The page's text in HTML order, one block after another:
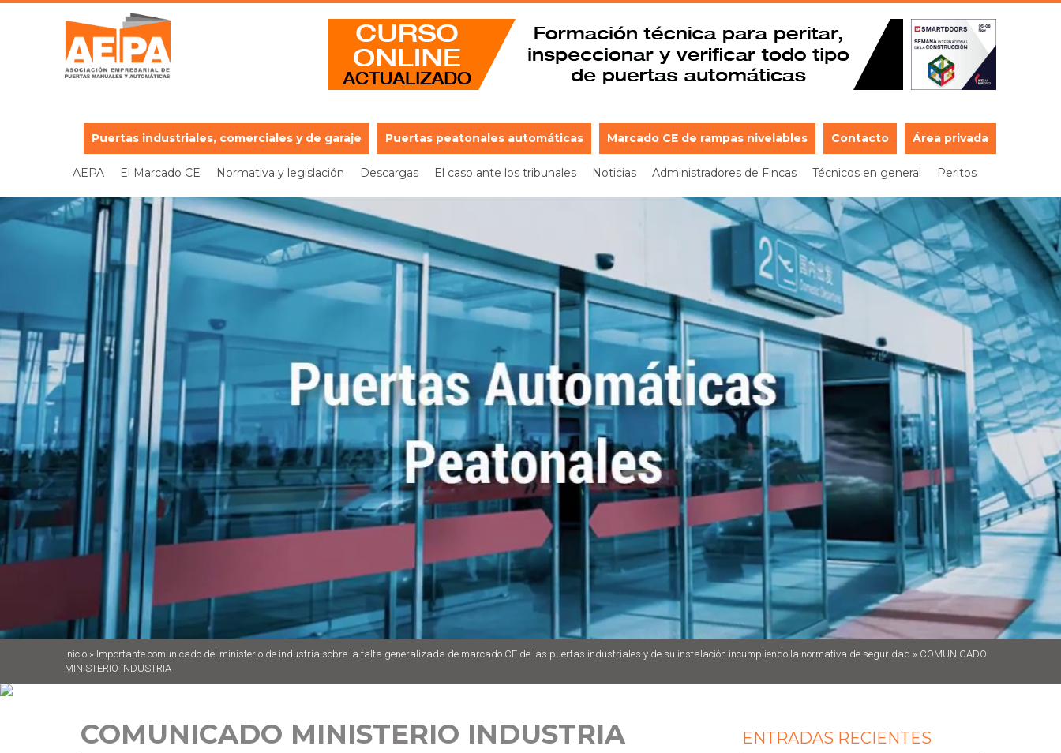
Puertas industriales, comerciales y de garaje Puertas peatonales automáticas Marcado CE de rampas nivelables Contacto Área privada
AEPA El Marcado CE Normativa y legislación Descargas El caso ante los tribunales Noticias Administradores de Fincas Técnicos en general Peritos
Inicio » Importante comunicado del ministerio de industria sobre la falta generalizada de marcado CE de las puertas industriales y de su instalación incumpliendo la normativa de seguridad » COMUNICADO
MINISTERIO INDUSTRIA
ENTRADAS RECIENTES
COMUNICADO MINISTERIO INDUSTRIA